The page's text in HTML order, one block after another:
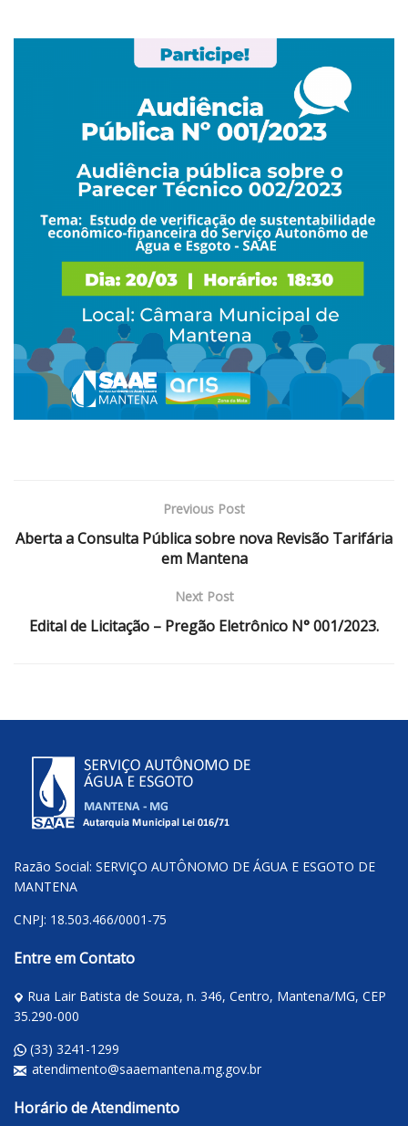
Previous Post
Aberta a Consulta Pública sobre nova Revisão Tarifária
em Mantena
Next Post
Edital de Licitação – Pregão Eletrônico N° 001/2023.
Razão Social: SERVIÇO AUTÔNOMO DE ÁGUA E ESGOTO DE
MANTENA
CNPJ: 18.503.466/0001-75
Entre em Contato
Rua Lair Batista de Souza, n. 346, Centro, Mantena/MG, CEP
35.290-000
(33) 3241-1299
atendimento@saaemantena.mg.gov.br
Horário de Atendimento